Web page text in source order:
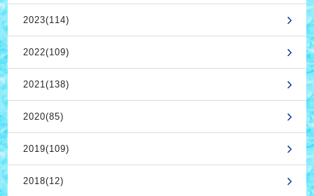
2023(114)
2022(109)
2021(138)
2020(85)
2019(109)
2018(12)